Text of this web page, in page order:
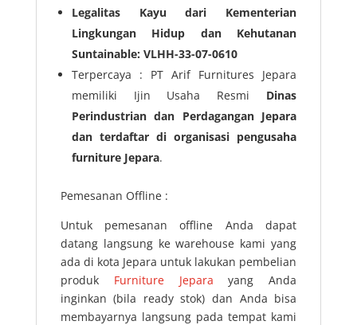
Legalitas Kayu dari Kementerian
Lingkungan Hidup dan Kehutanan
Suntainable: VLHH-33-07-0610
Terpercaya : PT Arif Furnitures Jepara
memiliki Ijin Usaha Resmi Dinas
Perindustrian dan Perdagangan Jepara
dan terdaftar di organisasi pengusaha
furniture Jepara.
Pemesanan Offline :
Untuk pemesanan offline Anda dapat
datang langsung ke warehouse kami yang
ada di kota Jepara untuk lakukan pembelian
produk Furniture Jepara yang Anda
inginkan (bila ready stok) dan Anda bisa
membayarnya langsung pada tempat kami